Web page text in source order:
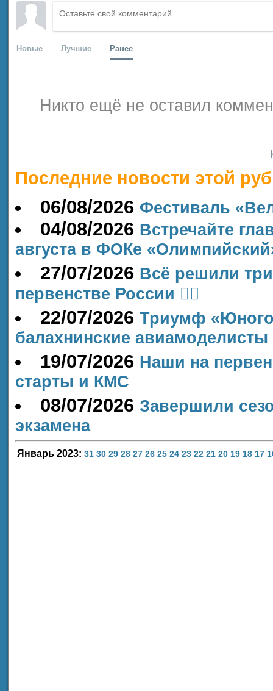
Новые Лучшие Ранее
Никто ещё не оставил
Последние новости этой
06/08/2026 Фестиваль
04/08/2026 Встречайте
августа в ФОКе
27/07/2026 Всё решили
первенстве России 🏊‍♂
22/07/2026 Триумф
балахнинские
19/07/2026 Наши на
старты и КМС
08/07/2026 Завершили
экзамена
Январь 2023: 31 30 29 28 27 26 25 24 23 22 21 20 19 18 17